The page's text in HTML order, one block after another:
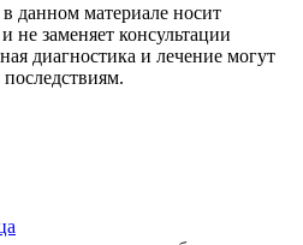
данном материале носит
не заменяет консультации
диагностика и лечение могут